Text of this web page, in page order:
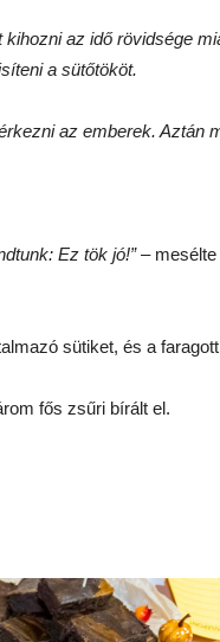
az idő rövidsége
a sütőtököt.
az emberek. Aztán
Ez tök jó!”– mesélte
sütiket, és a
fős zsűri bírált el.